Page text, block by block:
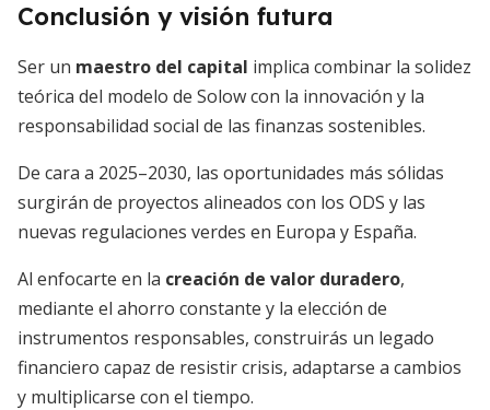
Conclusión y visión futura
Ser un maestro del capital implica combinar la solidez
teórica del modelo de Solow con la innovación y la
responsabilidad social de las finanzas sostenibles.
De cara a 2025–2030, las oportunidades más sólidas
surgirán de proyectos alineados con los ODS y las
nuevas regulaciones verdes en Europa y España.
Al enfocarte en la creación de valor duradero,
mediante el ahorro constante y la elección de
instrumentos responsables, construirás un legado
financiero capaz de resistir crisis, adaptarse a cambios
y multiplicarse con el tiempo.